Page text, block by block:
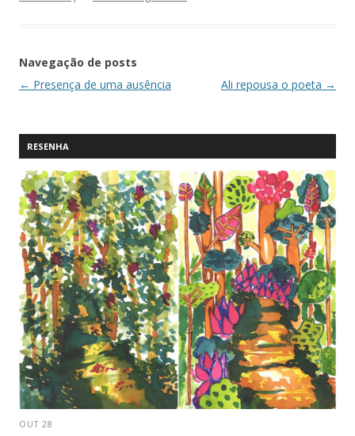
Navegação de posts
← Presença de uma ausência Ali repousa o poeta →
RESENHA
OUT 28